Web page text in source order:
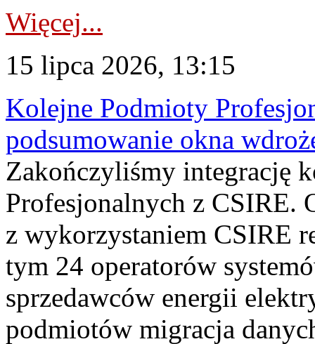
Więcej...
15 lipca 2026, 13:15
Kolejne Podmioty
podsumowanie okna
Zakończyliśmy integrację
Profesjonalnych z CSIRE.
z wykorzystaniem CSIRE
tym 24 operatorów
sprzedawców energii
podmiotów migracja